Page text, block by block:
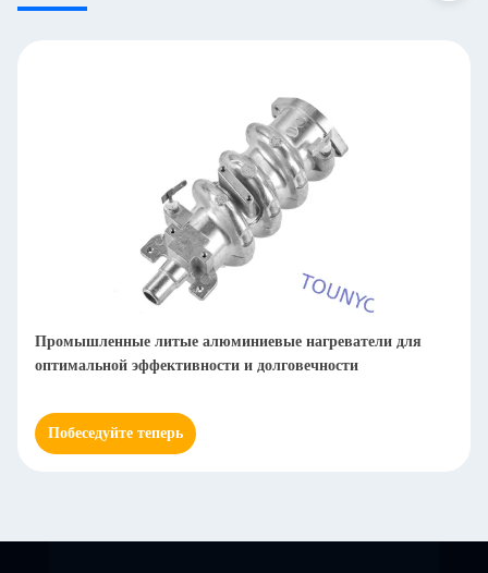
Элемент электрического водонагревателя с сертификацией
ISO 9001
Побеседуйте теперь